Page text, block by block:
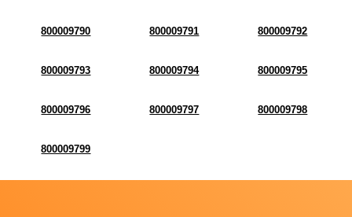
800009790 800009791 800009792
800009793 800009794 800009795
800009796 800009797 800009798
800009799